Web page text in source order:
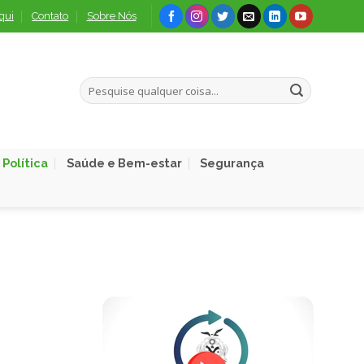
Contato Sobre Nós
Política Saúde e Bem-estar Segurança